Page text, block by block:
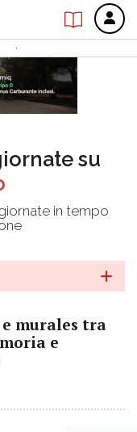
su
in tempo
murales tra
e